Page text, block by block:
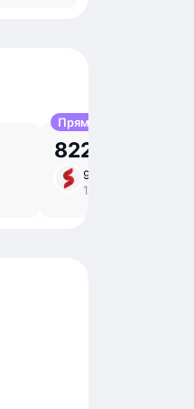
Прямой
822,49 р.
9 сен, ср
17:20 – 22:20